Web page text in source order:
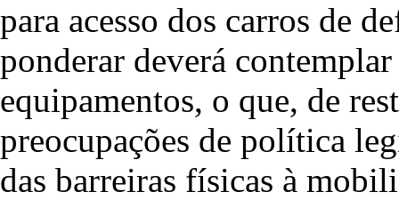
para acesso dos carros de
ponderar deverá
equipamentos, o que, de
preocupações de política
das barreiras físicas à